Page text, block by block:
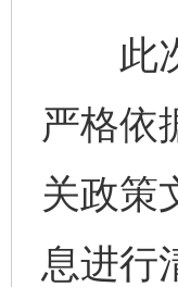
此次
严格依
关政策
息进行